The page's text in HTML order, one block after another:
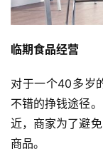
临期食品经营
对于一个40多岁
不错的挣钱途径
近，商家为了避
商品。